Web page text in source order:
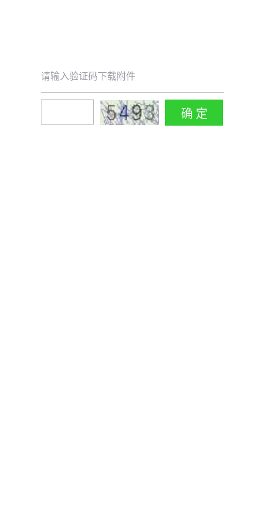
请输入验证码下载附件